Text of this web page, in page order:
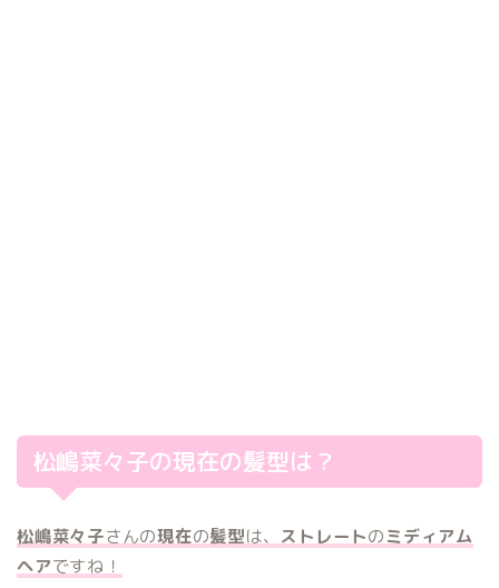
松嶋菜々子の現在の髪型は？
松嶋菜々子さんの現在の髪型は、 ストレートのミディアム
ヘアですね！